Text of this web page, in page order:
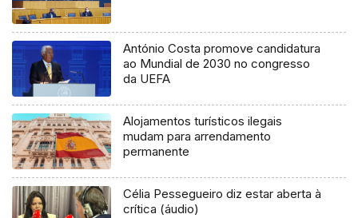
António Costa promove candidatura
ao Mundial de 2030 no congresso
da UEFA
Alojamentos turísticos ilegais
mudam para arrendamento
permanente
Célia Pessegueiro diz estar aberta à
crítica (áudio)